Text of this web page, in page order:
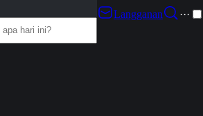
Langganan
···